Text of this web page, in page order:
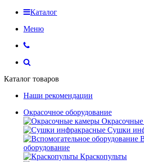
Каталог
Меню
Каталог товаров
Наши рекомендации
Окрасочное оборудование
Сушки
оборудование
Краскопульты